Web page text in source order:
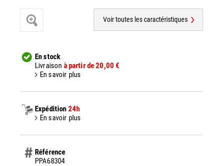
Voir toutes les caractéristiques
En stock
Livraison à partir de 20,00 €
En savoir plus
Expédition 24h
En savoir plus
Référence
PPA68304